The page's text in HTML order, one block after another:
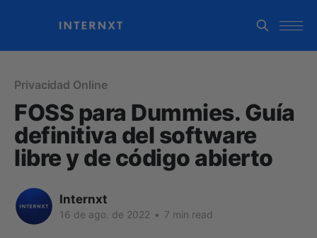
Privacidad Online
FOSS para Dummies. Guía
definitiva del software
libre y de código abierto
Internxt
16 de ago. de 2022 • 7 min read